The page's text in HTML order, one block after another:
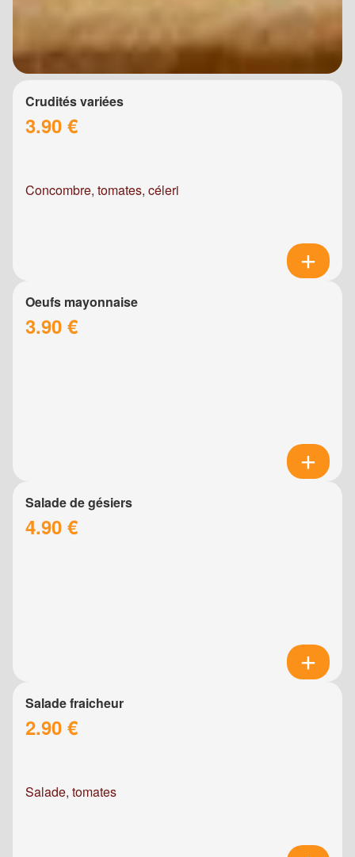
Crudités variées
3.90 €
Concombre, tomates, céleri
Oeufs mayonnaise
3.90 €
Salade de gésiers
4.90 €
Salade fraicheur
2.90 €
Salade, tomates